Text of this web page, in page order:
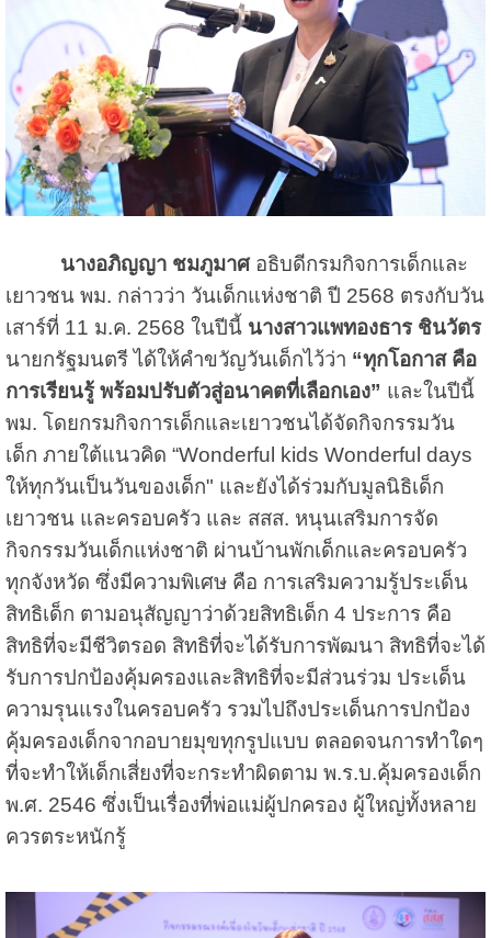
นางอภิญญา ชมภูมาศอธิบดีกรมกิจการเด็กและ
เยาวชน พม. กล่าวว่า วันเด็กแห่งชาติ ปี 2568 ตรงกับวัน
เสาร์ที่ 11 ม.ค. 2568 ในปีนี้ นางสาวแพทองธาร ชินวัตร
นายกรัฐมนตรี ได้ให้คำขวัญวันเด็กไว้ว่า “ทุกโอกาส คือ
การเรียนรู้ พร้อมปรับตัวสู่อนาคตที่เลือกเอง” และในปีนี้
พม. โดยกรมกิจการเด็กและเยาวชนได้จัดกิจกรรมวัน
เด็ก ภายใต้แนวคิด “Wonderful kids Wonderful days
ให้ทุกวันเป็นวันของเด็ก" และยังได้ร่วมกับมูลนิธิเด็ก
เยาวชน และครอบครัว และ สสส. หนุนเสริมการจัด
กิจกรรมวันเด็กแห่งชาติ ผ่านบ้านพักเด็กและครอบครัว
ทุกจังหวัด ซึ่งมีความพิเศษ คือ การเสริมความรู้ประเด็น
สิทธิเด็ก ตามอนุสัญญาว่าด้วยสิทธิเด็ก 4 ประการ คือ
สิทธิที่จะมีชีวิตรอด สิทธิที่จะได้รับการพัฒนา สิทธิที่จะได้
รับการปกป้องคุ้มครองและสิทธิที่จะมีส่วนร่วม ประเด็น
ความรุนแรงในครอบครัว รวมไปถึงประเด็นการปกป้อง
คุ้มครองเด็กจากอบายมุขทุกรูปแบบ ตลอดจนการทำใดๆ
ที่จะทำให้เด็กเสี่ยงที่จะกระทำผิดตาม พ.ร.บ.คุ้มครองเด็ก
พ.ศ. 2546 ซึ่งเป็นเรื่องที่พ่อแม่ผู้ปกครอง ผู้ใหญ่ทั้งหลาย
ควรตระหนักรู้